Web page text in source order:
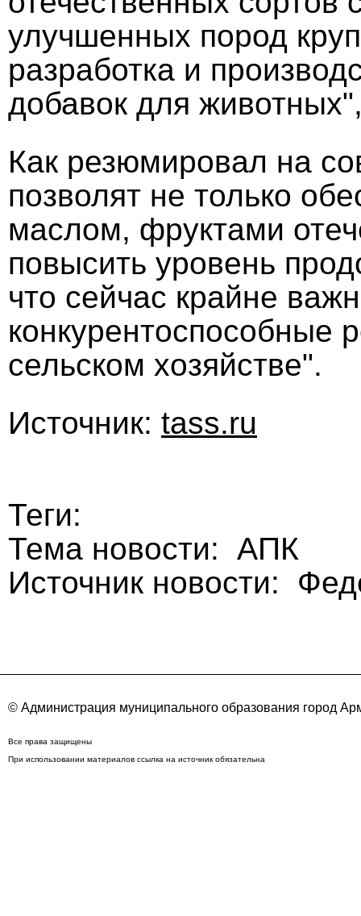
улучшенных пород
разработка и
добавок для
Как резюмировал на
позволят не только
маслом, фруктами
повысить уровень
что сейчас крайне
конкурентоспособные
сельском хозяйстве".
Источник: tass.ru
Теги:
Тема новости: АПК
Источник новости:
© Администрация муниципального образования город
Все права защищены
При использовании материалов ссылка на источник обязательна